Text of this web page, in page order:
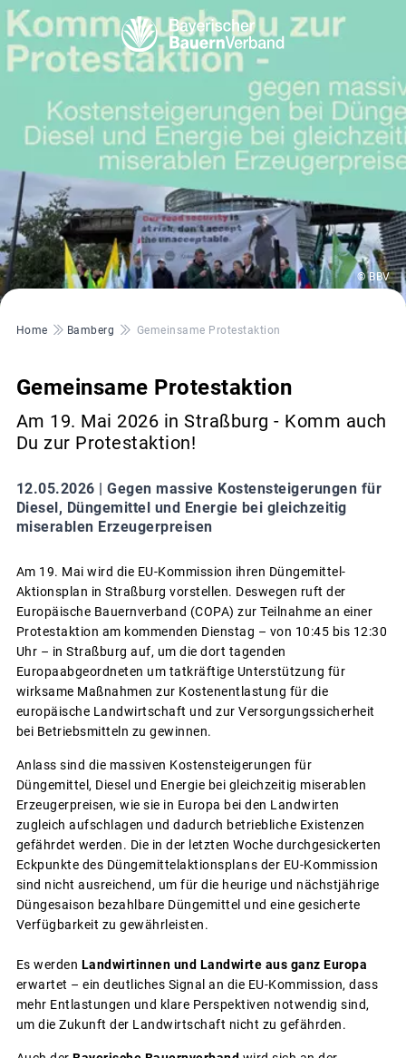
© BBV
Pfadnavigation
Home Bamberg Gemeinsame Protestaktion
Gemeinsame Protestaktion
Am 19. Mai 2026 in Straßburg - Komm auch
Du zur Protestaktion!
12.05.2026 | Gegen massive Kostensteigerungen für
Diesel, Düngemittel und Energie bei gleichzeitig
miserablen Erzeugerpreisen
Am 19. Mai wird die EU-Kommission ihren Düngemittel-
Aktionsplan in Straßburg vorstellen. Deswegen ruft der
Europäische Bauernverband (COPA) zur Teilnahme an einer
Protestaktion am kommenden Dienstag – von 10:45 bis 12:30
Uhr – in Straßburg auf, um die dort tagenden
Europaabgeordneten um tatkräftige Unterstützung für
wirksame Maßnahmen zur Kostenentlastung für die
europäische Landwirtschaft und zur Versorgungssicherheit
bei Betriebsmitteln zu gewinnen.
Anlass sind die massiven Kostensteigerungen für
Düngemittel, Diesel und Energie bei gleichzeitig miserablen
Erzeugerpreisen, wie sie in Europa bei den Landwirten
zugleich aufschlagen und dadurch betriebliche Existenzen
gefährdet werden. Die in der letzten Woche durchgesickerten
Eckpunkte des Düngemittelaktionsplans der EU-Kommission
sind nicht ausreichend, um für die heurige und nächstjährige
Düngesaison bezahlbare Düngemittel und eine gesicherte
Verfügbarkeit zu gewährleisten.
Es werden Landwirtinnen und Landwirte aus ganz Europa
erwartet – ein deutliches Signal an die EU-Kommission, dass
mehr Entlastungen und klare Perspektiven notwendig sind,
um die Zukunft der Landwirtschaft nicht zu gefährden.